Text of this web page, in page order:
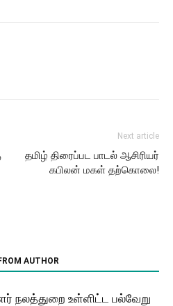
Next article
தமிழ் திரைப்பட பாடல் ஆசிரியர்
கபிலன் மகள் தற்கொலை!
AUTHOR
நலத்துறை உள்ளிட்ட பல்வேறு